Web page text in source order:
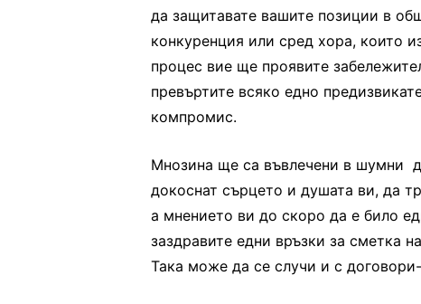
да защитавате вашите позиции в
конкуренция или сред хора, които
процес вие ще проявите
превъртите всяко едно
компромис.
Мнозина ще са въвлечени в шумни
докоснат сърцето и душата ви, да
а мнението ви до скоро да е било
заздравите едни връзки за сметка
Така може да се случи и с